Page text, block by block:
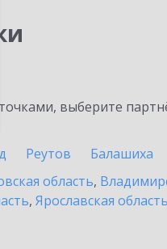
выберите
Реутов Балашиха
область,
, Ярославская область